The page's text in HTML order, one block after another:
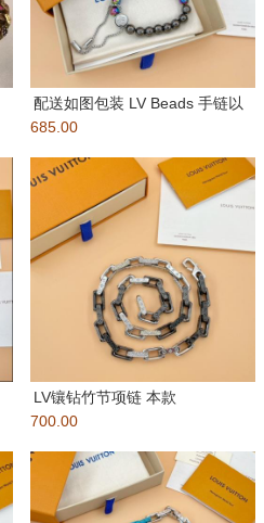
配送如图包装 LV Beads 手链以
多重材质和缤纷色彩
685.00
LV镶钻竹节项链 本款
Monogram Chain
700.00